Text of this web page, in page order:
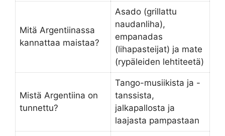
Mitä Argentiinassa
kannattaa maistaa?
Asado (grillattu
naudanliha),
empanadas
(lihapasteijat) ja mate
(rypäleiden lehtiteetä)
Mistä Argentiina on
tunnettu?
Tango-musiikista ja -
tanssista,
jalkapallosta ja
laajasta pampastaan